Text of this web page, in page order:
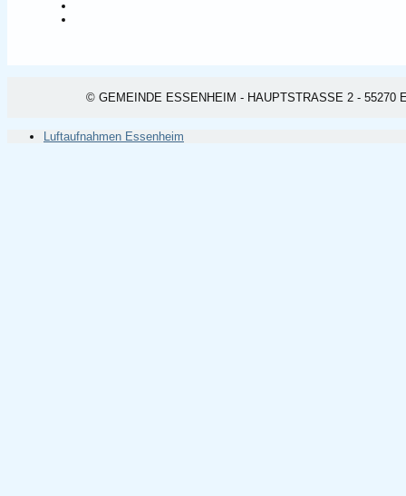
© GEMEINDE ESSENHEIM - HAUPTSTRASSE 2 - 55270
Luftaufnahmen Essenheim